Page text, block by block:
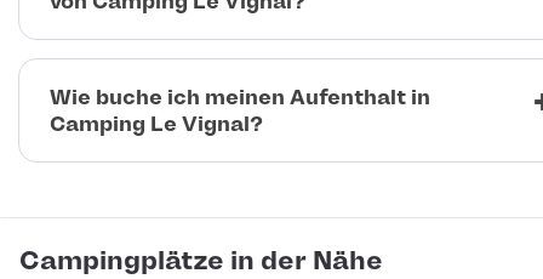
Wie buche ich meinen Aufenthalt in
Camping Le Vignal?
Campingplätze in der Nähe